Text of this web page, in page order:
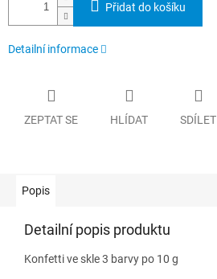
Přidat do košíku
Detailní informace
ZEPTAT SE HLÍDAT SDÍLET
Popis
Detailní popis produktu
Konfetti ve skle 3 barvy po 10 g